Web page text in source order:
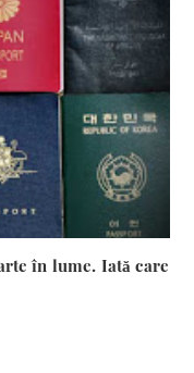
în lume. Iată care